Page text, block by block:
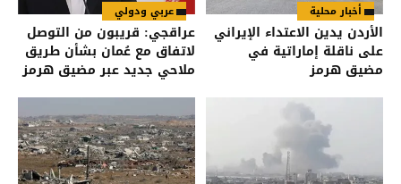
أخبار محلية
الأردن يدين الاعتداء الإيراني
على ناقلة إماراتية في
مضيق هرمز
عربي ودولي
عراقجي: قريبون من التوصل
لاتفاق مع عُمان بشأن طريق
ملاحي جديد عبر مضيق هرمز